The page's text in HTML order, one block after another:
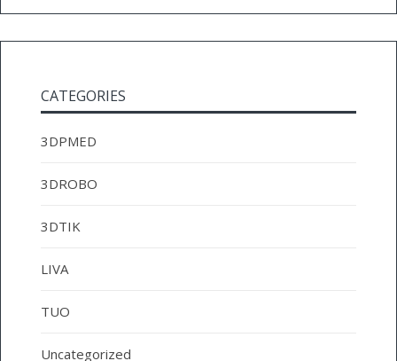
CATEGORIES
3DPMED
3DROBO
3DTIK
LIVA
TUO
Uncategorized